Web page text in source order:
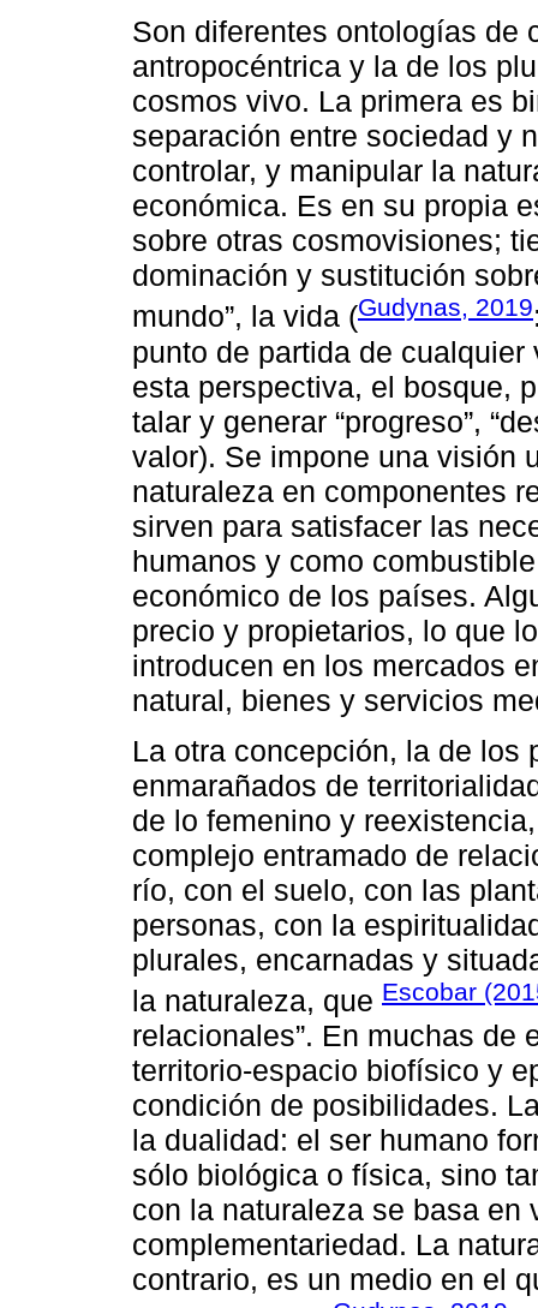
Son diferentes ontologías de
antropocéntrica y la de los
cosmos vivo. La primera es
separación entre sociedad y
controlar, y manipular la
económica. Es en su propia
sobre otras cosmovisiones;
dominación y sustitución
mundo”, la vida (Gudynas, 2019
punto de partida de
esta perspectiva, el bosque,
talar y generar “progreso”,
valor). Se impone una visión
naturaleza en componentes
sirven para satisfacer las
humanos y como
económico de los países.
precio y propietarios, lo que
introducen en los mercados
natural, bienes y servicios
La otra concepción, la de los
enmarañados de
de lo femenino y
complejo entramado de
río, con el suelo, con las
personas, con la
plurales, encarnadas y
la naturaleza, que Escobar
relacionales”. En muchas de
territorio-espacio biofísico y
condición de posibilidades.
la dualidad: el ser humano
sólo biológica o física, sino
con la naturaleza se basa en
complementariedad. La
contrario, es un medio en el